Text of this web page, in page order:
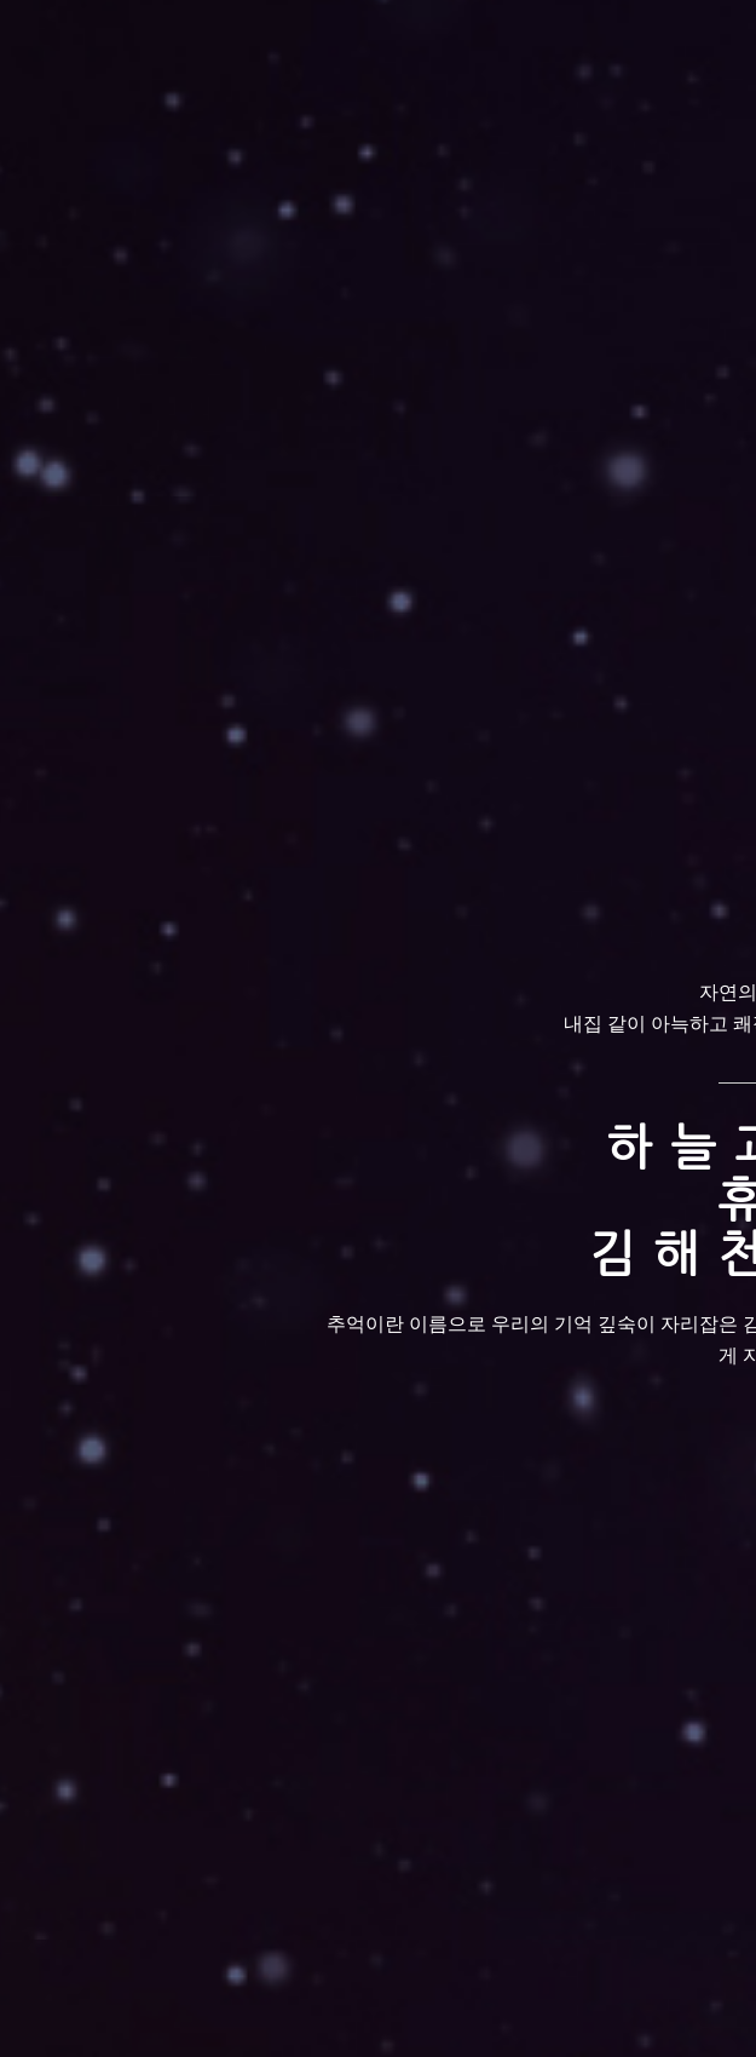
자연
내집 같이 아늑하고
하늘
김해
추억이란 이름으로 우리의 기억 깊숙이 자리잡은
게